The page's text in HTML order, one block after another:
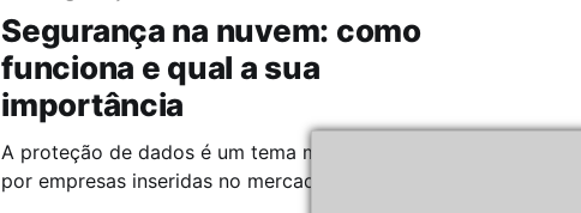
Segurança na nuvem: como
funciona e qual a sua
importância
A proteção de dados é um tema muito discutido
por empresas inseridas no mercado atual, e